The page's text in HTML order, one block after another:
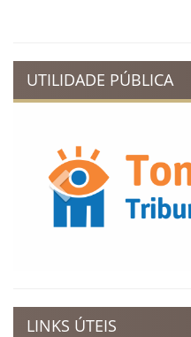
UTILIDADE PÚBLICA
Previous
LINKS ÚTEIS